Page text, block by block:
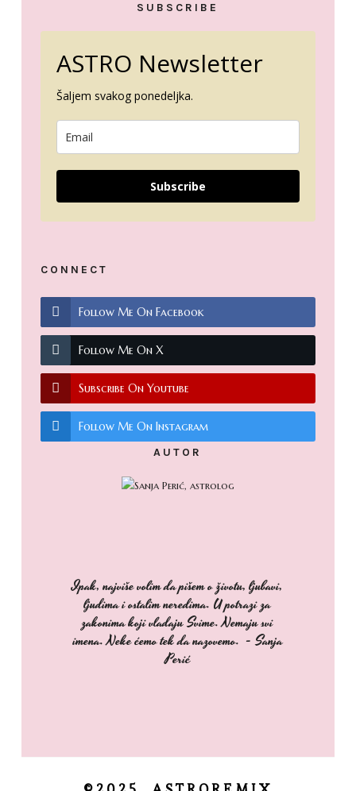
SUBSCRIBE
ASTRO Newsletter
Šaljem svakog ponedeljka.
Subscribe
CONNECT
Follow Me On Facebook
Follow Me On X
Subscribe On Youtube
Follow Me On Instagram
AUTOR
Ipak, najviše volim da pišem o životu, ljubavi,
ljudima i ostalim neredima. U potrazi za
zakonima koji vladaju Svime. Nemaju svi
imena. Neke ćemo tek da nazovemo. - Sanja
Perić